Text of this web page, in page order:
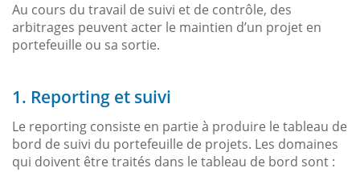
Au cours du travail de suivi et de contrôle, des
arbitrages peuvent acter le maintien d’un projet en
portefeuille ou sa sortie.
1. Reporting et suivi
Le reporting consiste en partie à produire le tableau de
bord de suivi du portefeuille de projets. Les domaines
qui doivent être traités dans le tableau de bord sont :